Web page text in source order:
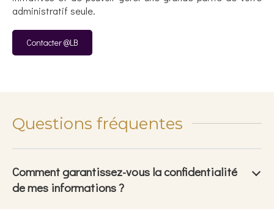
administratif seule.
Contacter @LB
Questions fréquentes
Comment garantissez-vous la confidentialité
de mes informations ?